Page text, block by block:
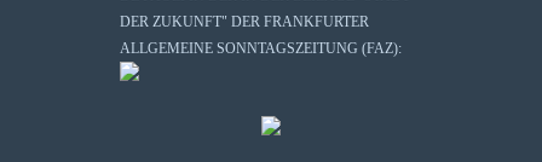
DER ZUKUNFT" DER FRANKFURTER
ALLGEMEINE SONNTAGSZEITUNG (FAZ):